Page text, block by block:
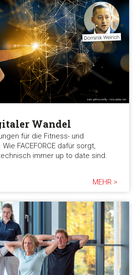
Wandel
für die Fitness- und
FACEFORCE dafür sorgt,
immer up to date sind.
MEHR >